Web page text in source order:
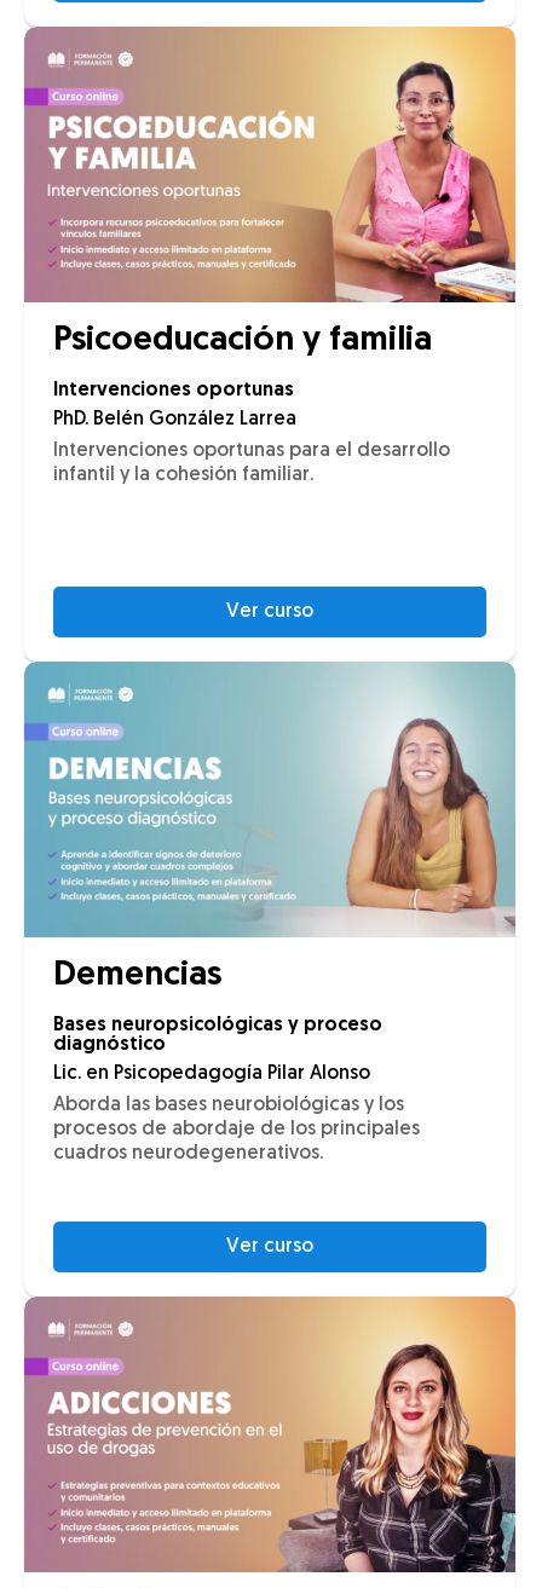
Psicoeducación y familia
Intervenciones oportunas
PhD. Belén González Larrea
Intervenciones oportunas para el desarrollo
infantil y la cohesión familiar.
Ver curso
Demencias
Bases neuropsicológicas y proceso
diagnóstico
Lic. en Psicopedagogía Pilar Alonso
Aborda las bases neurobiológicas y los
procesos de abordaje de los principales
cuadros neurodegenerativos.
Ver curso